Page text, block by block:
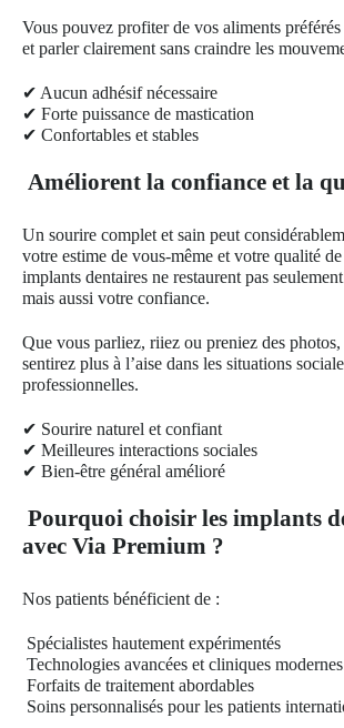
Vous pouvez profiter de vos aliments préférés
et parler clairement sans craindre les
✔ Aucun adhésif nécessaire
✔ Forte puissance de mastication
✔ Confortables et stables
Améliorent la confiance et la
Un sourire complet et sain peut
votre estime de vous-même et votre qualité
implants dentaires ne restaurent pas
mais aussi votre confiance.
Que vous parliez, riiez ou preniez des
sentirez plus à l’aise dans les situations
professionnelles.
✔ Sourire naturel et confiant
✔ Meilleures interactions sociales
✔ Bien-être général amélioré
Pourquoi choisir les implants
avec Via Premium ?
Nos patients bénéficient de :
Spécialistes hautement expérimentés
Technologies avancées et cliniques modernes
Forfaits de traitement abordables
Soins personnalisés pour les patients